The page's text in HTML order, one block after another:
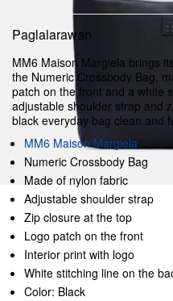
Paglalarawan
MM6 Maison Margiela brings
the Numeric Crossbody Bag,
patch on the front and a white
adjustable shoulder strap and
black everyday bag clean and
MM6 Maison Margiela
Numeric Crossbody Bag
Made of nylon fabric
Adjustable shoulder strap
Zip closure at the top
Logo patch on the front
Interior print with logo
White stitching line on the
Color: Black